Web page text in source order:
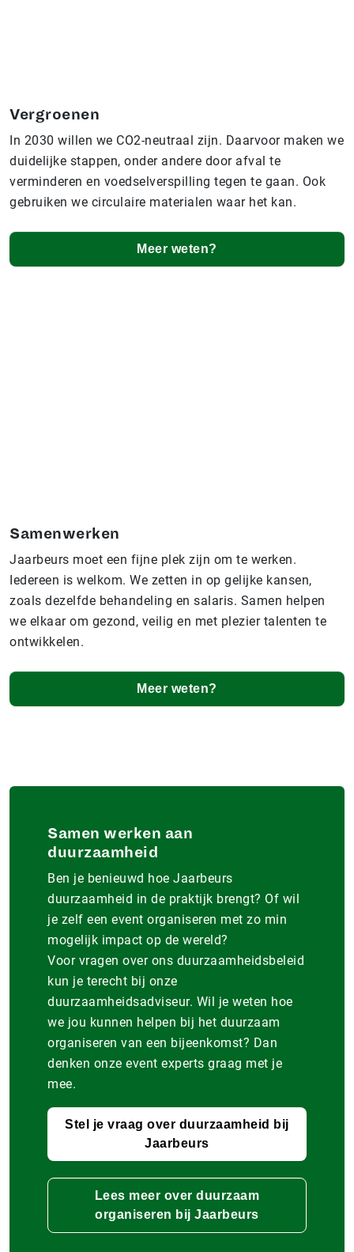
Vergroenen
In 2030 willen we CO2-neutraal zijn. Daarvoor maken we
duidelijke stappen, onder andere door afval te
verminderen en voedselverspilling tegen te gaan. Ook
gebruiken we circulaire materialen waar het kan.
Meer weten?
Samenwerken
Jaarbeurs moet een fijne plek zijn om te werken.
Iedereen is welkom. We zetten in op gelijke kansen,
zoals dezelfde behandeling en salaris. Samen helpen
we elkaar om gezond, veilig en met plezier talenten te
ontwikkelen.
Meer weten?
Samen werken aan
duurzaamheid
Ben je benieuwd hoe Jaarbeurs
duurzaamheid in de praktijk brengt? Of wil
je zelf een event organiseren met zo min
mogelijk impact op de wereld?
Voor vragen over ons duurzaamheidsbeleid
kun je terecht bij onze
duurzaamheidsadviseur. Wil je weten hoe
we jou kunnen helpen bij het duurzaam
organiseren van een bijeenkomst? Dan
denken onze event experts graag met je
mee.
Stel je vraag over duurzaamheid bij
Jaarbeurs
Lees meer over duurzaam
organiseren bij Jaarbeurs